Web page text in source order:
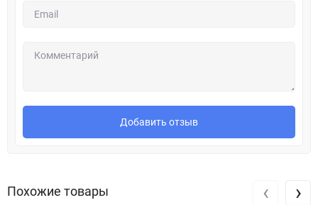
Добавить отзыв
Похожие товары ‹ ›